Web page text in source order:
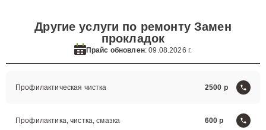
Другие услуги по ремонту Замен
прокладок
Прайс обновлен: 09.08.2026 г.
Профилактическая чистка 2500
Профилактика, чистка, смазка 600